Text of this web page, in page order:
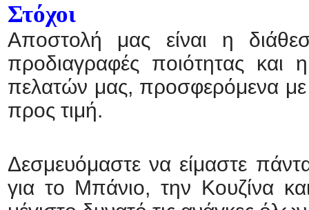
Στόχοι
Αποστολή μας είναι η
προδιαγραφές ποιότητας
πελατών μας, προσφερόμενα με
προς τιμή.
Δεσμευόμαστε να είμαστε
για το Μπάνιο, την Κουζίνα